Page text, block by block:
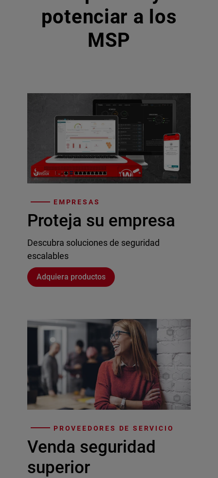
potenciar a los
MSP
EMPRESAS
Proteja su empresa
Descubra soluciones de seguridad
escalables
Adquiera productos
PROVEEDORES DE SERVICIO
Venda seguridad
superior